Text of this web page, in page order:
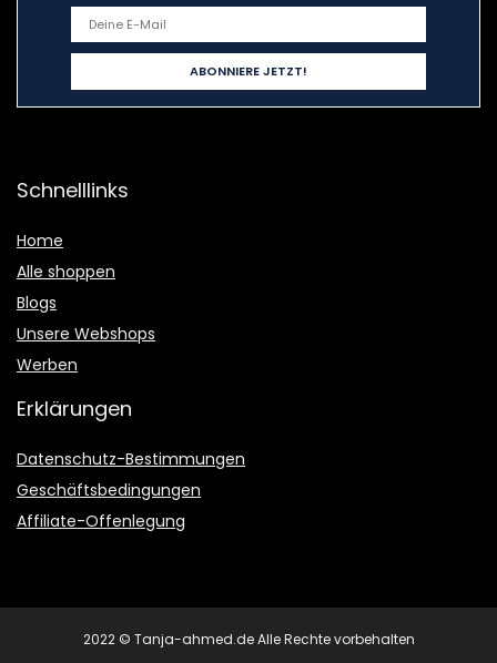
Schnelllinks
Home
Alle shoppen
Blogs
Unsere Webshops
Werben
Erklärungen
Datenschutz-Bestimmungen
Geschäftsbedingungen
Affiliate-Offenlegung
2022 © Tanja-ahmed.de Alle Rechte vorbehalten